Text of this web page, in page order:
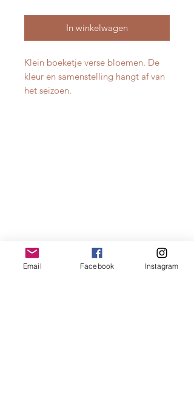
In winkelwagen
Klein boeketje verse bloemen. De
kleur en samenstelling hangt af van
het seizoen.
Email Facebook Instagram